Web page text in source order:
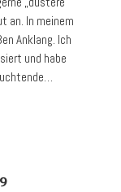
an. In meinem
Anklang. Ich
und habe